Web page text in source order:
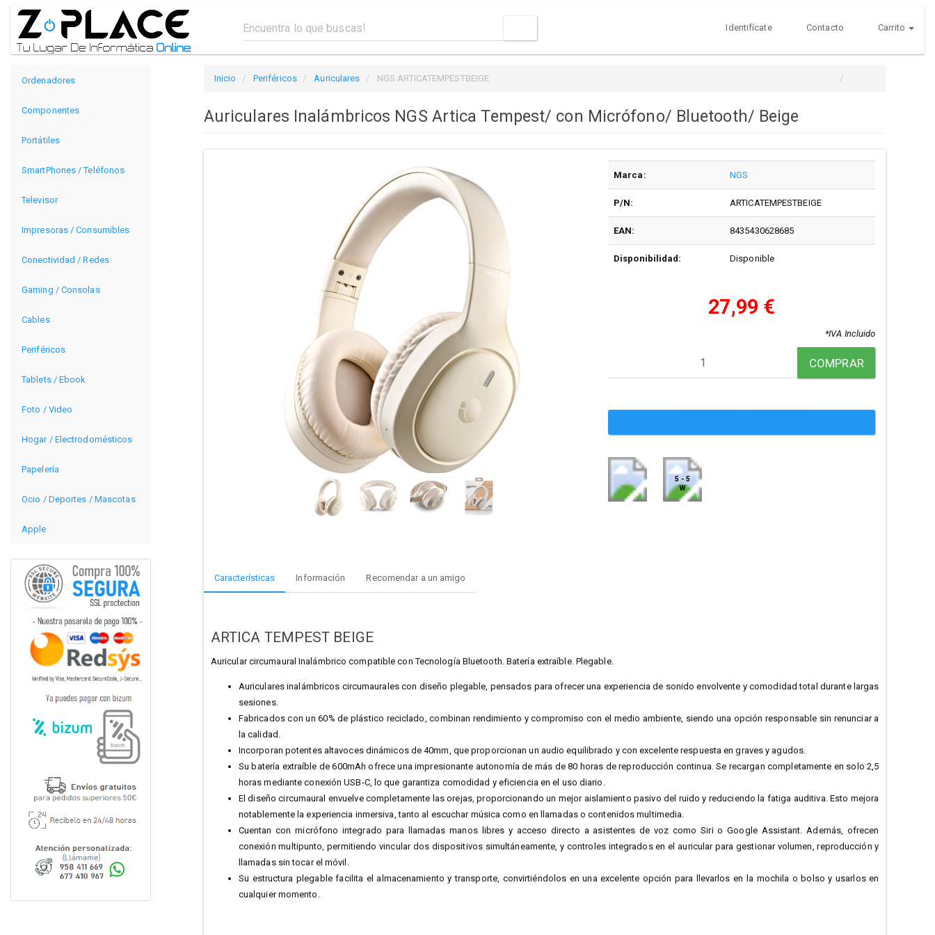
Identifícate Contacto Carrito
Ordenadores
Componentes
Portátiles
SmartPhones / Teléfonos
Televisor
Impresoras / Consumibles
Conectividad / Redes
Gaming / Consolas
Cables
Periféricos
Tablets / Ebook
Foto / Video
Hogar / Electrodomésticos
Papelería
Ocio / Deportes / Mascotas
Apple
Inicio Periféricos Auriculares NGS ARTICATEMPESTBEIGE
Auriculares Inalámbricos NGS Artica Tempest/ con Micrófono/ Bluetooth/ Beige
Marca: NGS
P/N: ARTICATEMPESTBEIGE
EAN: 8435430628685
Disponibilidad: Disponible
27,99 €
*IVA Incluido
COMPRAR
5 - 5
W
Características Información Recomendar a un amigo
ARTICA TEMPEST BEIGE
Auricular circumaural Inalámbrico compatible con Tecnología Bluetooth. Batería extraíble. Plegable.
Auriculares inalámbricos circumaurales con diseño plegable, pensados para ofrecer una experiencia de sonido envolvente y comodidad total durante largas
sesiones.
Fabricados con un 60% de plástico reciclado, combinan rendimiento y compromiso con el medio ambiente, siendo una opción responsable sin renunciar a
la calidad.
Incorporan potentes altavoces dinámicos de 40mm, que proporcionan un audio equilibrado y con excelente respuesta en graves y agudos.
Su batería extraíble de 600mAh ofrece una impresionante autonomía de más de 80 horas de reproducción continua. Se recargan completamente en solo 2,5
horas mediante conexión USB-C, lo que garantiza comodidad y eficiencia en el uso diario.
El diseño circumaural envuelve completamente las orejas, proporcionando un mejor aislamiento pasivo del ruido y reduciendo la fatiga auditiva. Esto mejora
notablemente la experiencia inmersiva, tanto al escuchar música como en llamadas o contenidos multimedia.
Cuentan con micrófono integrado para llamadas manos libres y acceso directo a asistentes de voz como Siri o Google Assistant. Además, ofrecen
conexión multipunto, permitiendo vincular dos dispositivos simultáneamente, y controles integrados en el auricular para gestionar volumen, reproducción y
llamadas sin tocar el móvil.
Su estructura plegable facilita el almacenamiento y transporte, convirtiéndolos en una excelente opción para llevarlos en la mochila o bolso y usarlos en
cualquier momento.